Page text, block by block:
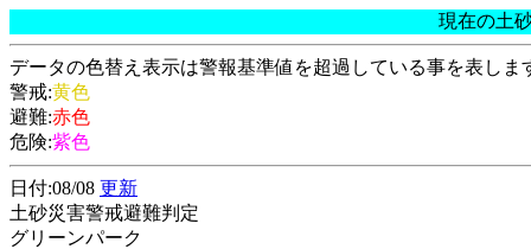
現在の土
データの色替え表示は警報基準値を超過している事を表しま
警戒:黄色
避難:赤色
危険:紫色
日付:08/08 更新
土砂災害警戒避難判定
グリーンパーク